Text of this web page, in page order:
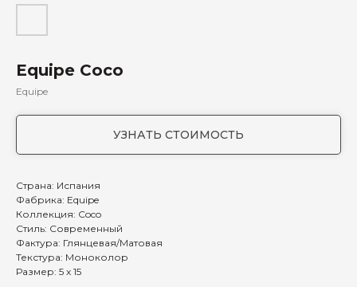
Equipe Coco
Equipe
УЗНАТЬ СТОИМОСТЬ
Страна: Испания
Фабрика: Equipe
Коллекция: Coco
Стиль: Современный
Фактура: Глянцевая/Матовая
Текстура: Моноколор
Размер: 5 x 15